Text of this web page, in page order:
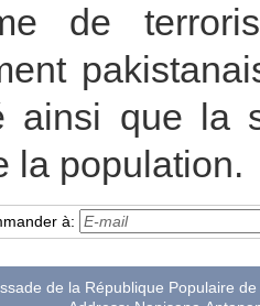
de
ainsi que la
la population.
à:
de la République Populaire